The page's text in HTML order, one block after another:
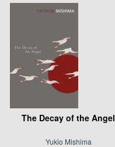
The Decay of the Angel
Yukio Mishima